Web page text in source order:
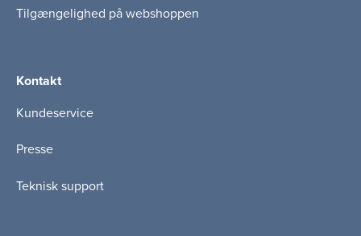
Tilgængelighed på webshoppen
Kontakt
Kundeservice
Presse
Teknisk support